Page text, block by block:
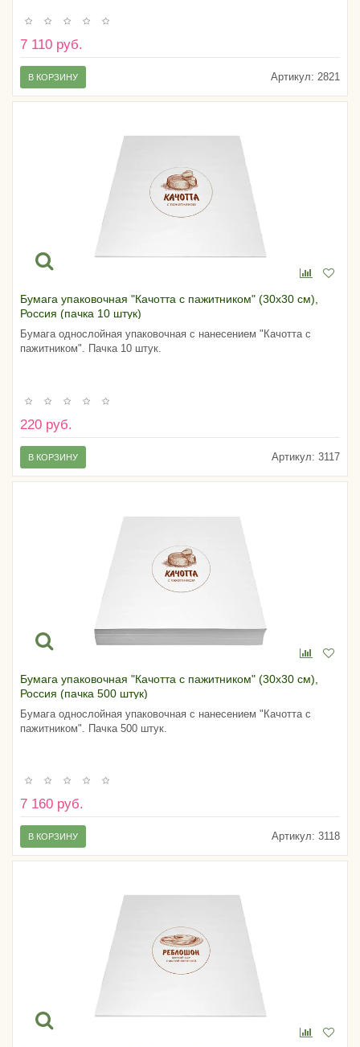
7 110 руб.
Артикул: 2821
В КОРЗИНУ
Бумага упаковочная "Качотта с пажитником" (30х30 см),
Россия (пачка 10 штук)
Бумага однослойная упаковочная с нанесением "Качотта с
пажитником". Пачка 10 штук.
220 руб.
Артикул: 3117
В КОРЗИНУ
Бумага упаковочная "Качотта с пажитником" (30х30 см),
Россия (пачка 500 штук)
Бумага однослойная упаковочная с нанесением "Качотта с
пажитником". Пачка 500 штук.
7 160 руб.
Артикул: 3118
В КОРЗИНУ